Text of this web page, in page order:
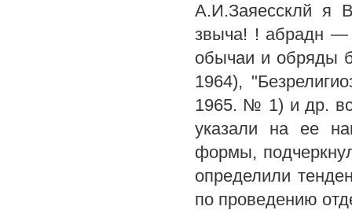
А.И.Заяессклй я
звыча! ! абрадн —
обычаи и обряды
1964),
1965. № 1) и др.
указали на ее
формы,
определили
по проведению